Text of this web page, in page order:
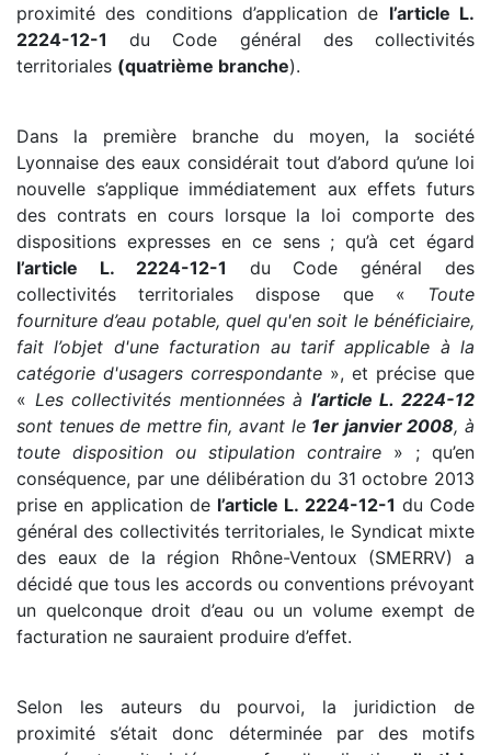
proximité des conditions d’application de l’article L.
2224-12-1 du Code général des collectivités
territoriales (quatrième branche).
Dans la première branche du moyen, la société
Lyonnaise des eaux considérait tout d’abord qu’une loi
nouvelle s’applique immédiatement aux effets futurs
des contrats en cours lorsque la loi comporte des
dispositions expresses en ce sens ; qu’à cet égard
l’article L. 2224-12-1 du Code général des
collectivités territoriales dispose que « Toute
fourniture d’eau potable, quel qu'en soit le bénéficiaire,
fait l’objet d'une facturation au tarif applicable à la
catégorie d'usagers correspondante », et précise que
« Les collectivités mentionnées à l’article L. 2224-12
sont tenues de mettre fin, avant le 1er janvier 2008, à
toute disposition ou stipulation contraire » ; qu’en
conséquence, par une délibération du 31 octobre 2013
prise en application de l’article L. 2224-12-1 du Code
général des collectivités territoriales, le Syndicat mixte
des eaux de la région Rhône-Ventoux (SMERRV) a
décidé que tous les accords ou conventions prévoyant
un quelconque droit d’eau ou un volume exempt de
facturation ne sauraient produire d’effet.
Selon les auteurs du pourvoi, la juridiction de
proximité s’était donc déterminée par des motifs